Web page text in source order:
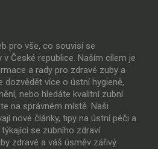
pro vše, co souvisí se
České republice. Naším cílem je
a rady pro zdravé zuby a
dozvědět více o ústní hygieně,
nebo hledáte kvalitní zubní
na správném místě. Naši
nové články, tipy na ústní péči a
se zubního zdraví.
zdravé a váš úsměv zářivý.